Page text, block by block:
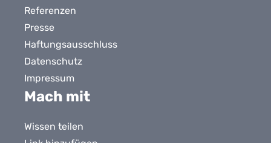
Referenzen
Presse
Haftungsausschluss
Datenschutz
Impressum
Mach mit
Wissen teilen